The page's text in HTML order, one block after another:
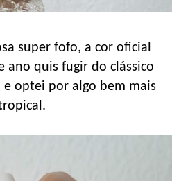
super fofo, a cor oficial
ano quis fugir do clássico
optei por algo bem mais